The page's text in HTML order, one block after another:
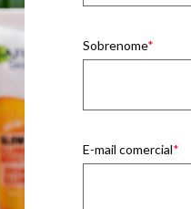
Sobrenome
E-mail comercial